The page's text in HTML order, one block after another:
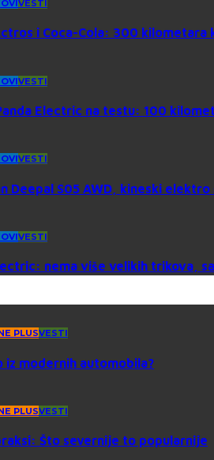
VESTI
i Coca-Cola: 300 kilometara
VESTI
Electric na testu: 100
VESTI
Deepal S05 AWD, kineski elektro
VESTI
nema više velikih trikova,
PLUSVESTI
iz modernih automobila?
PLUSVESTI
Što severnije to popularnije